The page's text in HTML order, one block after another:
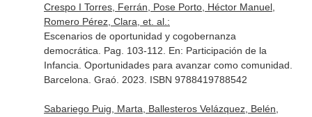
Crespo I Torres, Ferrán, Pose Porto, Héctor Manuel,
Romero Pérez, Clara, et. al.:
Escenarios de oportunidad y cogobernanza
democrática. Pag. 103-112. En: Participación de la
Infancia. Oportunidades para avanzar como comunidad
Barcelona. Graó. 2023. ISBN 9788419788542
Sabariego Puig, Marta, Ballesteros Velázquez, Belén,